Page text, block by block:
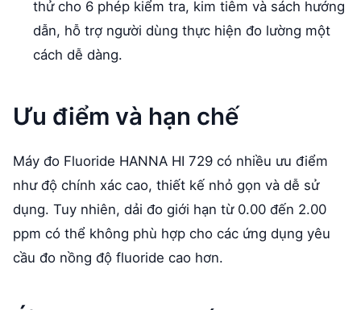
thử cho 6 phép kiểm tra, kim tiêm và sách hướng
dẫn, hỗ trợ người dùng thực hiện đo lường một
cách dễ dàng.
Ưu điểm và hạn chế
Máy đo Fluoride HANNA HI 729 có nhiều ưu điểm
như độ chính xác cao, thiết kế nhỏ gọn và dễ sử
dụng. Tuy nhiên, dải đo giới hạn từ 0.00 đến 2.00
ppm có thể không phù hợp cho các ứng dụng yêu
cầu đo nồng độ fluoride cao hơn.